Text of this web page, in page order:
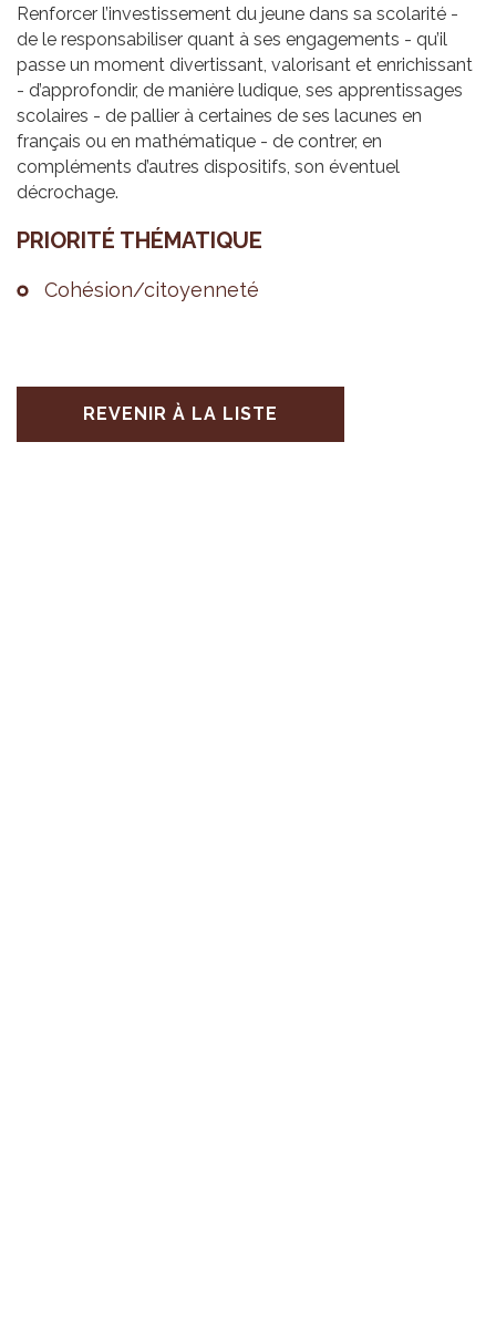
Renforcer l’investissement du jeune dans sa scolarité -
de le responsabiliser quant à ses engagements - qu’il
passe un moment divertissant, valorisant et enrichissant
- d’approfondir, de manière ludique, ses apprentissages
scolaires - de pallier à certaines de ses lacunes en
français ou en mathématique - de contrer, en
compléments d’autres dispositifs, son éventuel
décrochage.
PRIO­RITÉ THÉ­MA­TIQUE
Cohé­sion/citoyen­neté
REVENIR À LA LISTE